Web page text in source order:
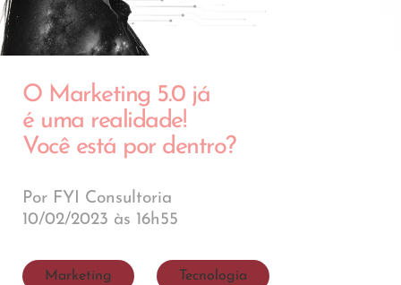
O Marketing 5.0 já
é uma realidade!
Você está por dentro?
Por FYI Consultoria
10/02/2023 às 16h55
Marketing Tecnologia